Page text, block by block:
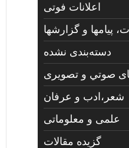
اعلانات فوتی
پیامها و گزارشها
دسته‌بندی نشده
صوتي و تصويری
شعر،ادب و عرفان
علمی و معلوماتی
گزیده مقالات